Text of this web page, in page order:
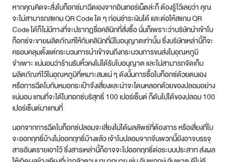
หากคุณคิดจะสั่งโบท็อกซ์มาฉีดเองจากอินเทอร์เน็ตล่ะก็ ต้องรู้ไว้เลยว่า คุณ
จะไม่สามารถสแกน QR Code ใด ๆ ก่อนชำระเงินได้ และต่อให้สแกน QR
Code ได้ก็ไม่มีทางที่จะปรากฏชื่อคลินิกที่สั่งซื้อ นั่นก็เพราะว่าบริษัทนำเข้าโบ
ท็อกซ์จะขายผลิตภัณฑ์ให้กับคลินิกที่มีใบอนุญาตเท่านั้น ซึ่งบริษัทเหล่านี้ก็จะ
ครอบคลุมตั้งแต่กระบวนการนำเข้าจนถึงกระบวนการขนส่งในอุณหภูมิ
จำเพาะ แน่นอนว่าร้านรับหิ้วคงไม่ได้รับใบอนุญาต และไม่สามารถจัดเก็บ
ผลิตภัณฑ์ไว้ในอุณหภูมิที่เหมาะสมแน่ ๆ ดังนั้นการซื้อโบท็อกซ์ด้วยตนเอง
หรือการฉีดโบกับหมอกระเป๋าจึงเสี่ยงและน่าจะโดนหลอกด้วยของปลอมอย่าง
แน่นอน แทนที่จะได้โบทอกซ์บริสุทธิ์ 100 เปอร์เซ็นต์ ก็ดันไปได้ของปลอม 100
เปอร์เซ็นต์มาแทนที่
นอกจากการฉีดโบท็อกซ์ปลอมจะเสี่ยงไม่ได้ผลลัพธ์ที่ต้องการ หรือเสี่ยงที่โบ
จะออกฤทธิ์บ้างไม่ออกฤทธิ์บ้างแล้ว เจ้าโบปลอมจากจีนพวกนี้ยังอาจบรรจุ
สารอันตรายเอาไว้ ซึ่งสารเหล่านี้ก็อาจจะไปออกฤทธิ์ต่อระบบประสาท ส่งผล